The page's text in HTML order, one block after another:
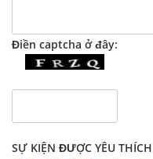
Điền captcha ở đây:
SỰ KIỆN ĐƯỢC YÊU THÍCH